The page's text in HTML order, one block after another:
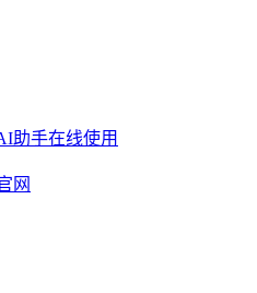
助手在线使用
网